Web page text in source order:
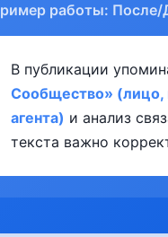
работы: После/
В публикации
Сообщество» (лицо,
агента) и анализ
текста важно